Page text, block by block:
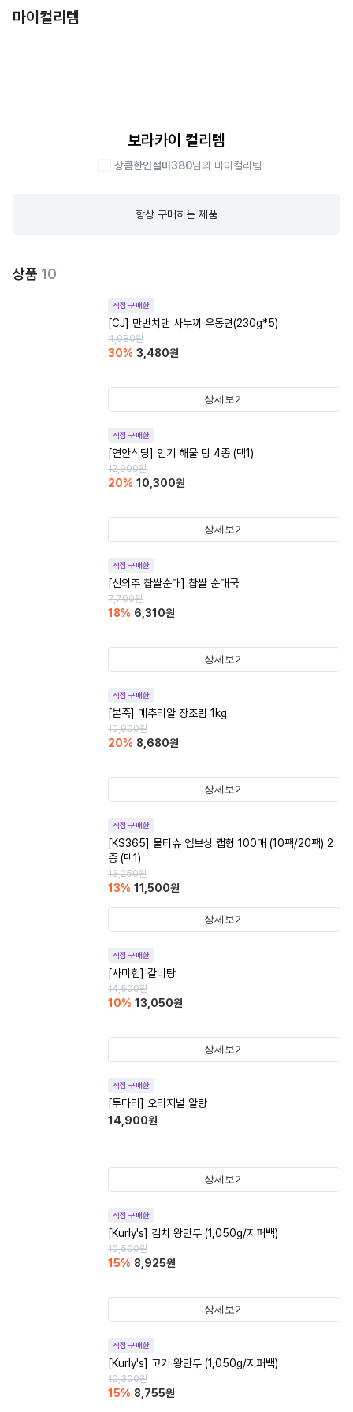
마이컬리템
보라카이 컬리템
상큼한인절미380님의 마이컬리템
항상 구매하는 제품
상품 10
직접 구매한
[CJ] 만번치댄 사누끼 우동면(230g*5)
4,980원
30% 3,480원
상세보기
직접 구매한
[연안식당] 인기 해물 탕 4종 (택1)
12,900원
20% 10,300원
상세보기
직접 구매한
[신의주 찹쌀순대] 찹쌀 순대국
7,700원
18% 6,310원
상세보기
직접 구매한
[본죽] 메추리알 장조림 1kg
10,900원
20% 8,680원
상세보기
직접 구매한
[KS365] 물티슈 엠보싱 캡형 100매 (10팩/20팩) 2
종 (택1)
13,250원
13% 11,500원
상세보기
직접 구매한
[사미헌] 갈비탕
14,500원
10% 13,050원
상세보기
직접 구매한
[투다리] 오리지널 알탕
14,900원
상세보기
직접 구매한
[Kurly's] 김치 왕만두 (1,050g/지퍼백)
10,500원
15% 8,925원
상세보기
직접 구매한
[Kurly's] 고기 왕만두 (1,050g/지퍼백)
10,300원
15% 8,755원